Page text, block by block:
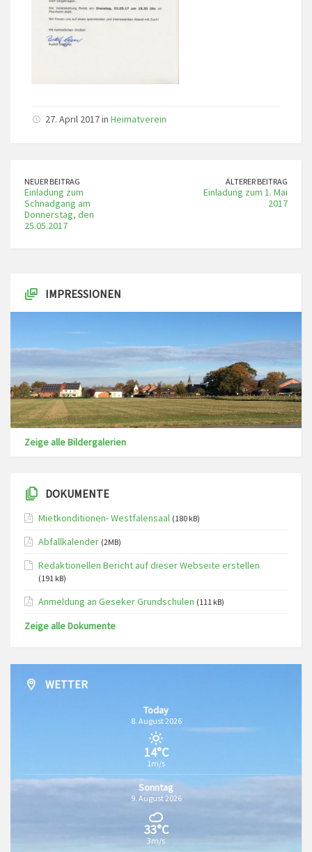
27. April 2017 in Heimatverein
NEUER BEITRAG
Einladung zum
Schnadgang am
Donnerstag, den
25.05.2017
ÄLTERER BEITRAG
Einladung zum 1. Mai
2017
IMPRESSIONEN
Zeige alle Bildergalerien
DOKUMENTE
Mietkonditionen- Westfalensaal (180 kB)
Abfallkalender (2MB)
Redaktionellen Bericht auf dieser Webseite erstellen
(191 kB)
Anmeldung an Geseker Grundschulen (111 kB)
Zeige alle Dokumente
WETTER
Today
8. August 2026
14°C
1m/s
Sonntag
9. August 2026
33°C
3m/s